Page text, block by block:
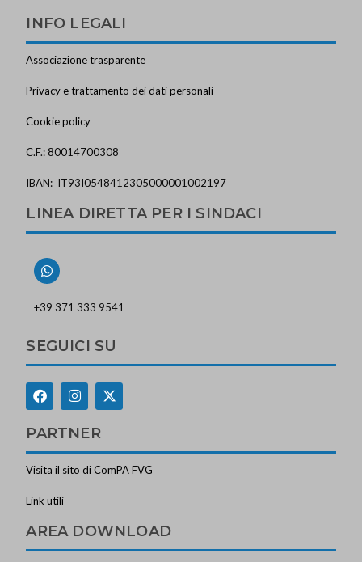
INFO LEGALI
Associazione trasparente
Privacy e trattamento dei dati personali
Cookie policy
C.F.: 80014700308
IBAN: IT93I0548412305000001002197
LINEA DIRETTA PER I SINDACI
+39 371 333 9541
SEGUICI SU
PARTNER
Visita il sito di ComPA FVG
Link utili
AREA DOWNLOAD